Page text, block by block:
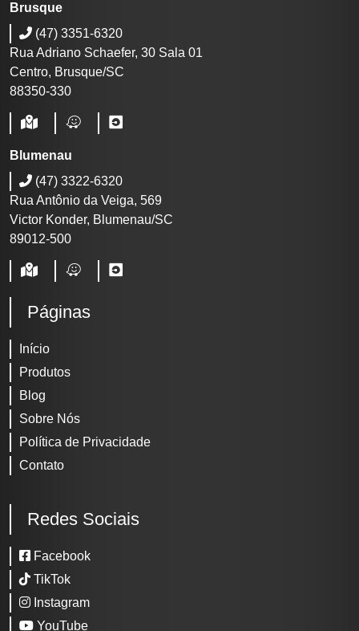
Brusque
(47) 3351-6320
Rua Adriano Schaefer, 30 Sala 01
Centro, Brusque/SC
88350-330
Blumenau
(47) 3322-6320
Rua Antônio da Veiga, 569
Victor Konder, Blumenau/SC
89012-500
Páginas
Início
Produtos
Blog
Sobre Nós
Política de Privacidade
Contato
Redes Sociais
Facebook
TikTok
Instagram
YouTube